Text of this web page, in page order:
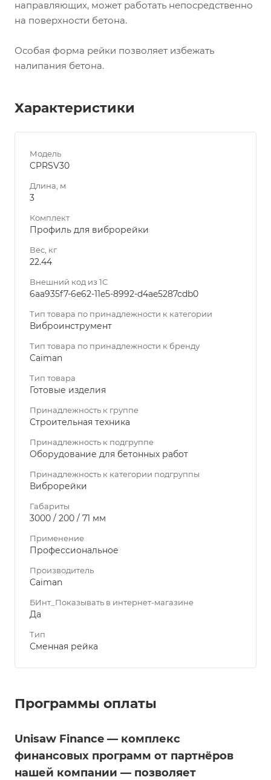
направляющих, может работать непосредственно
на поверхности бетона.
Особая форма рейки позволяет избежать
налипания бетона.
Характеристики
Модель
CPRSV30
Длина, м
3
Комплект
Профиль для виброрейки
Вес, кг
22.44
Внешний код из 1С
6aa935f7-6e62-11e5-8992-d4ae5287cdb0
Тип товара по принадлежности к категории
Виброинструмент
Тип товара по принадлежности к бренду
Caiman
Тип товара
Готовые изделия
Принадлежность к группе
Строительная техника
Принадлежность к подгруппе
Оборудование для бетонных работ
Принадлежность к категории подгруппы
Виброрейки
Габариты
3000 / 200 / 71 мм
Применение
Профессиональное
Производитель
Caiman
БИнт_Показывать в интернет-магазине
Да
Тип
Сменная рейка
Программы оплаты
Unisaw Finance — комплекс
финансовых программ от партнёров
нашей компании — позволяет